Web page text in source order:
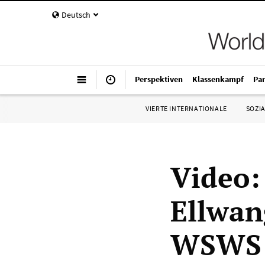
Deutsch
Perspektiven Klassenkampf
VIERTE INTERNATIONALE
WSWS